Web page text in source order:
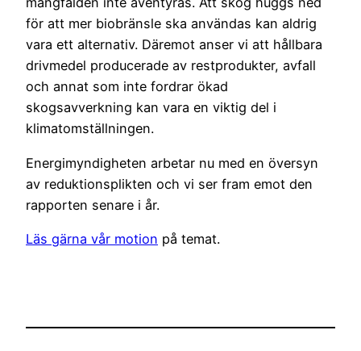
för att mer biobränsle ska användas kan aldrig
vara ett alternativ. Däremot anser vi att hållbara
drivmedel producerade av restprodukter, avfall
och annat som inte fordrar ökad
skogsavverkning kan vara en viktig del i
klimatomställningen.
Energimyndigheten arbetar nu med en översyn
av reduktionsplikten och vi ser fram emot den
rapporten senare i år.
Läs gärna vår motion på temat.